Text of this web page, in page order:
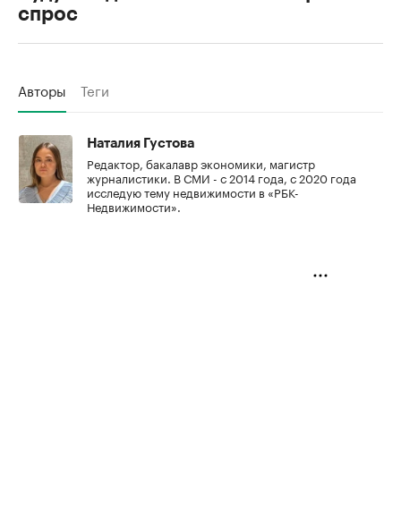
спрос
Авторы Теги
Наталия Густова
Редактор, бакалавр экономики, магистр
журналистики. В СМИ - с 2014 года, с 2020 года
исследую тему недвижимости в «РБК-
Недвижимости».